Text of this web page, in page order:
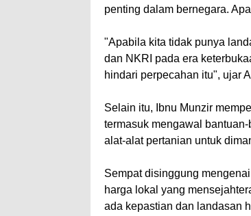
penting dalam bernegara.
"Apabila kita tidak punya
dan NKRI pada era
hindari perpecahan itu", ujar
Selain itu, Ibnu Munzir
termasuk mengawal
alat-alat pertanian untuk
Sempat disinggung
harga lokal yang
ada kepastian dan landasan